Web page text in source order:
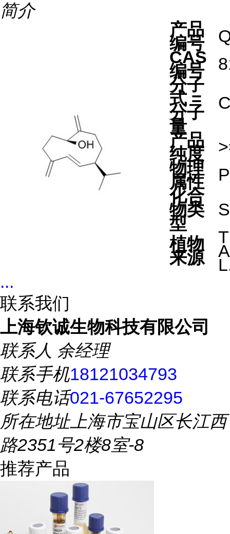
简介
产品
编号
CAS
编号
分子
式 =
分子
量
产品
纯度
物理
属性
化合
物类
型
植物
来源
...
联系我们
上海钦诚生物科技有限公司
联系人 余经理
联系手机18121034793
联系电话021-67652295
所在地址上海市宝山区长江西
路2351号2楼8室-8
推荐产品